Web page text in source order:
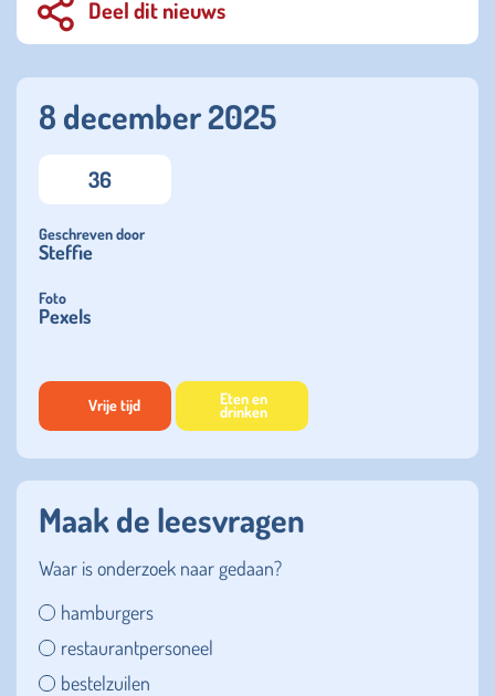
Deel dit nieuws
8 december 2025
36
Geschreven door
Steffie
Foto
Pexels
Vrije tijd Eten en
drinken
Maak de leesvragen
Waar is onderzoek naar gedaan?
hamburgers
restaurantpersoneel
bestelzuilen